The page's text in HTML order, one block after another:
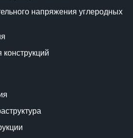
напряжения углеродных